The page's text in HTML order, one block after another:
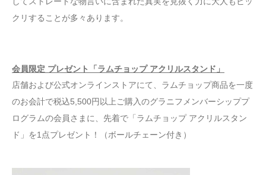
クリすることが多々あります。
会員限定 プレゼント「ラムチョップ アクリルスタンド」
店舗および公式オンラインストアにて、ラムチョップ商品を一度
のお会計で税込5,500円以上ご購入のグラニフメンバーシッププ
ログラムの会員さまに、先着で「ラムチョップ アクリルスタン
ド」を1点プレゼント！（ボールチェーン付き）